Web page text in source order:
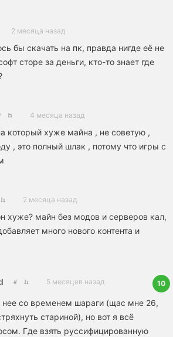
2 месяца назад
бы скачать на пк, правда нигде её не
сторе за деньги, кто-то знает где
4 месяца назад
который хуже майна , не советую ,
, это полный шлак , потому что игры с
2 месяца назад
хуже? майн без модов и серверов кал,
много нового контента и
5 месяцев назад
10
нее со временем шараги (щас мне 26,
стариной), но вот я всё
Где взять руссифицированную